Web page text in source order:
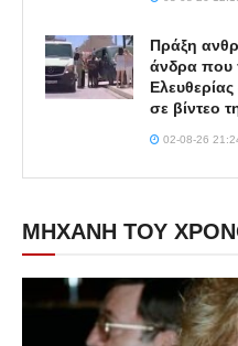
Πράξη
άνδρα που
σε βίντεο
02-08-26
ΜΗΧΑΝΗ ΤΟΥ